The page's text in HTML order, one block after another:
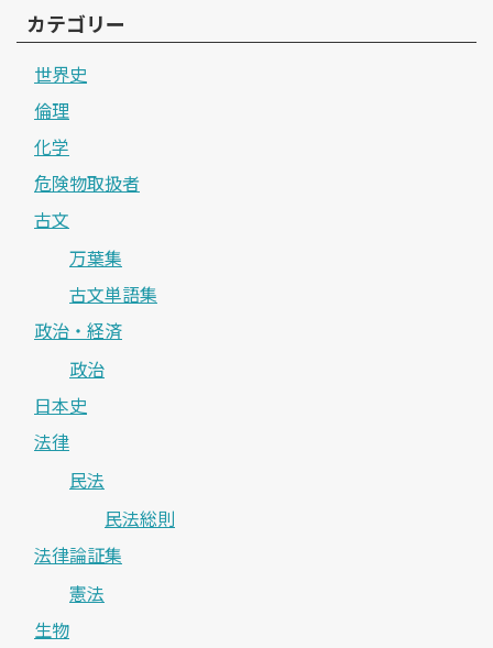
カテゴリー
世界史
倫理
化学
危険物取扱者
古文
万葉集
古文単語集
政治・経済
政治
日本史
法律
民法
民法総則
法律論証集
憲法
生物